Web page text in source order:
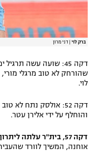
ברק לוי דני מרון
דקה 45: שועה עשה
שהורחק לא טוב מרגלי
לוי.
דקה 52: אולסק נתח לא
והוחלף על ידי אלירן עטר.
דקה 57, בית"ר עלתה ליתרון 0:1!
אוחנה, המשיך לוורד